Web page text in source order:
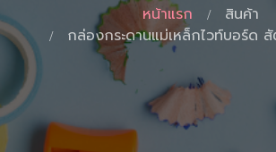
หน้าแรก
สินค้า
กล่องกระดานแม่เหล็กไวท์บอร์ด